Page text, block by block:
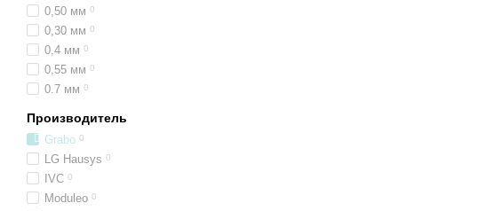
0,50 мм 0
0,30 мм 0
0,4 мм 0
0,55 мм 0
0.7 мм 0
Производитель
Grabo 0
LG Hausys 0
IVC 0
Moduleo 0